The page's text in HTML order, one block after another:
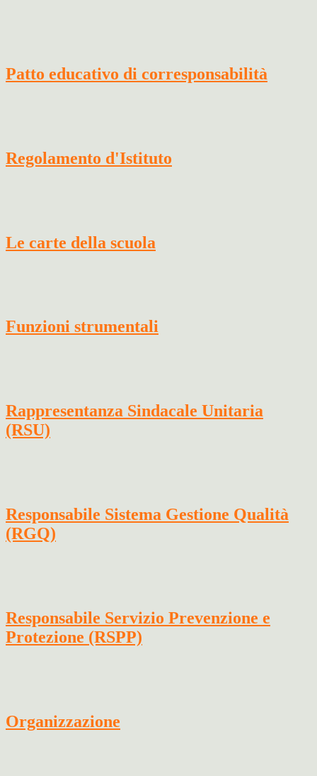
Patto educativo di corresponsabilità
Regolamento d'Istituto
Le carte della scuola
Funzioni strumentali
Rappresentanza Sindacale Unitaria
(RSU)
Responsabile Sistema Gestione Qualità
(RGQ)
Responsabile Servizio Prevenzione e
Protezione (RSPP)
Organizzazione